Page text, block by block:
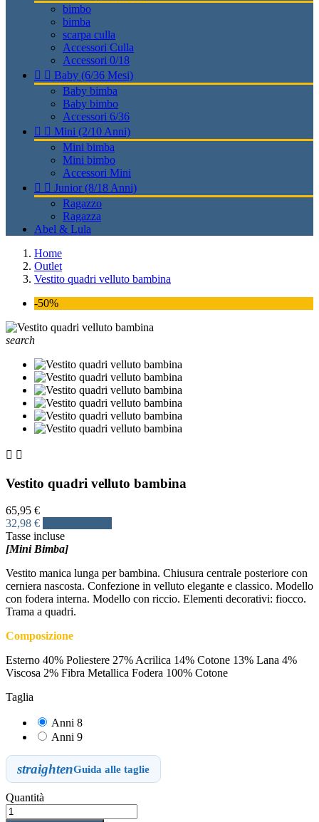
bimbo
bimba
scarpa culla
Accessori Culla
Accessori 0/18
  Baby (6/36 Mesi)
Baby bimba
Baby bimbo
Accessori 6/36
  Mini (2/10 Anni)
Mini bimba
Mini bimbo
Accessori Mini
  Junior (8/18 Anni)
Ragazzo
Ragazza
Abel & Lula
Home
Outlet
Vestito quadri velluto bambina
-50%
search
 
Vestito quadri velluto bambina
65,95 €
32,98 €
Tasse incluse
[Mini Bimba]
Vestito manica lunga per bambina. Chiusura centrale posteriore con
cerniera nascosta. Confezione in velluto elegante e classico. Modello
con fodera interna. Modello con riccio. Elementi decorativi: fiocco.
Trama a quadri.
Composizione
Esterno 40% Poliestere 27% Acrilica 14% Cotone 13% Lana 4%
Viscosa 2% Fibra Metallica Fodera 100% Cotone
Taglia
Anni 8
Anni 9
straightenGuida alle taglie
Quantità